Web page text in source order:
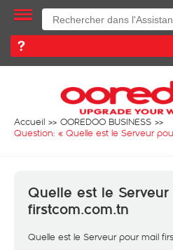
Accueil
OOREDOO BUSINESS
Question: « Quelle est le Serveur
Quelle est le
firstcom.com.tn
Quelle est le Serveur pour mail